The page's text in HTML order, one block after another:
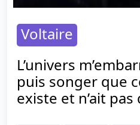
Voltaire
L’univers
puis songer que
existe et n’ait pas